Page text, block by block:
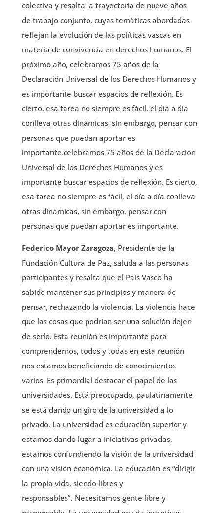
colectiva y resalta la trayectoria de nueve años
de trabajo conjunto, cuyas temáticas abordadas
reflejan la evolución de las políticas vascas en
materia de convivencia en derechos humanos. El
próximo año, celebramos 75 años de la
Declaración Universal de los Derechos Humanos y
es importante buscar espacios de reflexión. Es
cierto, esa tarea no siempre es fácil, el día a día
conlleva otras dinámicas, sin embargo, pensar con
personas que puedan aportar es
importante.celebramos 75 años de la Declaración
Universal de los Derechos Humanos y es
importante buscar espacios de reflexión. Es cierto,
esa tarea no siempre es fácil, el día a día conlleva
otras dinámicas, sin embargo, pensar con
personas que puedan aportar es importante.
Federico Mayor Zaragoza, Presidente de la
Fundación Cultura de Paz, saluda a las personas
participantes y resalta que el País Vasco ha
sabido mantener sus principios y manera de
pensar, rechazando la violencia. La violencia hace
que las cosas que podrían ser una solución dejen
de serlo. Esta reunión es importante para
comprendernos, todos y todas en esta reunión
nos estamos beneficiando de conocimientos
varios. Es primordial destacar el papel de las
universidades. Está preocupado, paulatinamente
se está dando un giro de la universidad a lo
privado. La universidad es educación superior y
estamos dando lugar a iniciativas privadas,
estamos confundiendo la visión de la universidad
con una visión económica. La educación es “dirigir
la propia vida, siendo libres y
responsables”. Necesitamos gente libre y